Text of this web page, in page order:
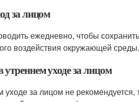
за лицом
ежедневно, чтобы
воздействия окружающей среды.
уходе за лицом
за лицом не рекомендуется,